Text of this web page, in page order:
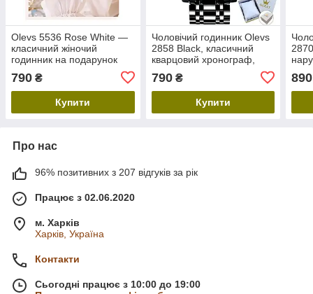
Olevs 5536 Rose White —
класичний жіночий
годинник на подарунок
790 ₴
Купити
Чоловічий годинник Olevs
2858 Black, класичний
кварцовий хронограф,
преміум дизайн, чорний
браслет
790₴
Купити
890
Про нас
96% позитивних з 207 відгуків за рік
Працює з 02.06.2020
м. Харків
Харків, Україна
Контакти
Сьогодні працює з 10:00 до 19:00